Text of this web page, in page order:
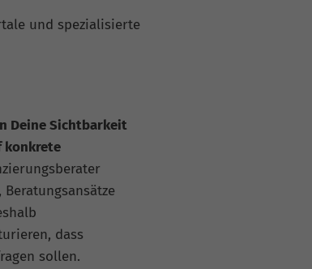
und spezialisierte
Deine Sichtbarkeit
konkrete
dass
sollen.